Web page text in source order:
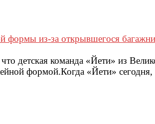
формы из-за открывшегося
детская команда «Йети» из
формой.Когда «Йети» сегодня,